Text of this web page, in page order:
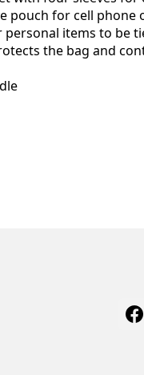
pouch for cell phone
items to be
the bag and